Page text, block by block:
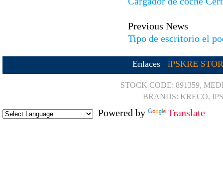
Previous News
Tipo de escritorio el
Enlaces iPSKRE
STOCK CODE: 891359,
BRANDS: KRECO,
Powered by Translate